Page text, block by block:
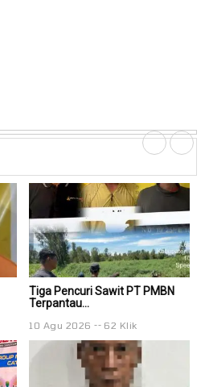
Tiga Pencuri Sawit PT PMBN
Terpantau...
10 Agu 2026 62 Klik